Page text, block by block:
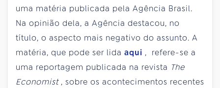
uma matéria publicada pela Agência Brasil.
Na opinião dela, a Agência destacou, no
título, o aspecto mais negativo do assunto. A
matéria, que pode ser lida aqui , refere-se a
uma reportagem publicada na revista The
Economist , sobre os acontecimentos recentes